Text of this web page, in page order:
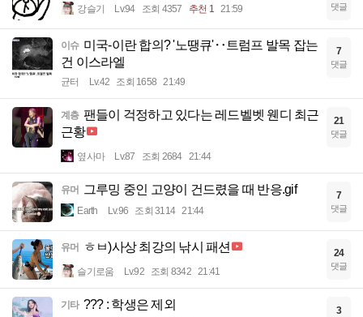
강슬기 Lv.94 조회 4357 추천 1 21:59 댓글
이슈 미국-이란 합의? '노땡큐'‥트럼프 발목 잡는
건 이스라엘
균터 Lv.42 조회 1658 21:49
7
댓글
계층 팬들이 걱정하고 있다는 레드벨벳 웬디 최근
근황
옆사마 Lv.87 조회 2684 21:44
21
댓글
유머 그루밍 중인 고양이 건드렸을 때 반응.gif
Earth Lv.96 조회 3114 21:44
7
댓글
유머 ㅎㅂ)사상 최강의 낚시 패션
슬기로움 Lv.92 조회 8342 21:41
24
댓글
기타 ??? : 학생은 제외 3